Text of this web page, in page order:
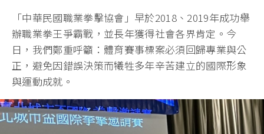
「中華民國職業拳擊協會」早於2018、2019年成功舉
辦職業拳王爭霸戰，並長年獲得社會各界肯定。今
日，我們鄭重呼籲：體育賽事標案必須回歸專業與公
正，避免因錯誤決策而犧牲多年辛苦建立的國際形象
與運動成就。